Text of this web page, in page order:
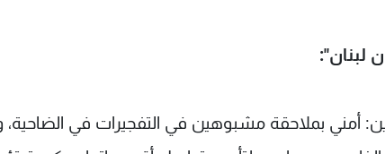
لبنان":
أمني بملاحقة مشبوهين في التفجيرات في